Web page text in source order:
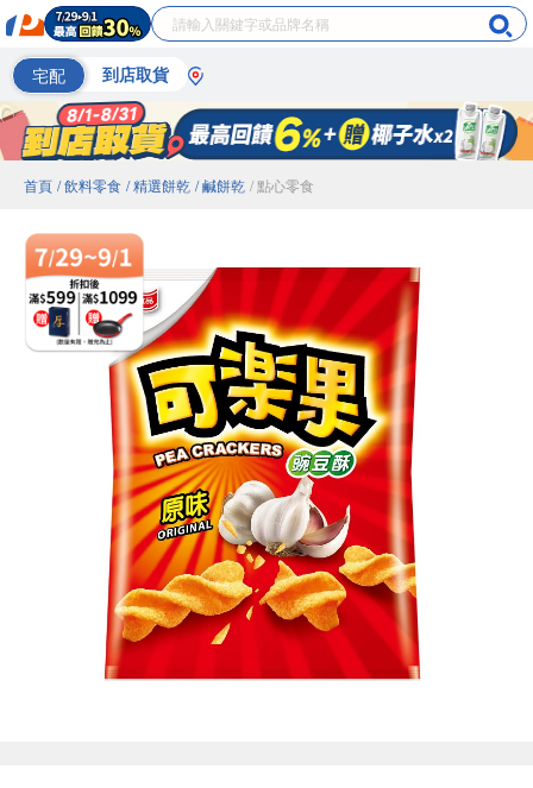
宅配 到店取貨
首頁 / 飲料零食 / 精選餅乾 / 鹹餅乾 / 點心零食